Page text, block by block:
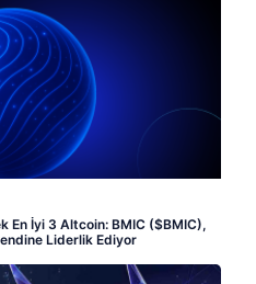
En İyi 3 Altcoin: BMIC ($BMIC),
Liderlik Ediyor